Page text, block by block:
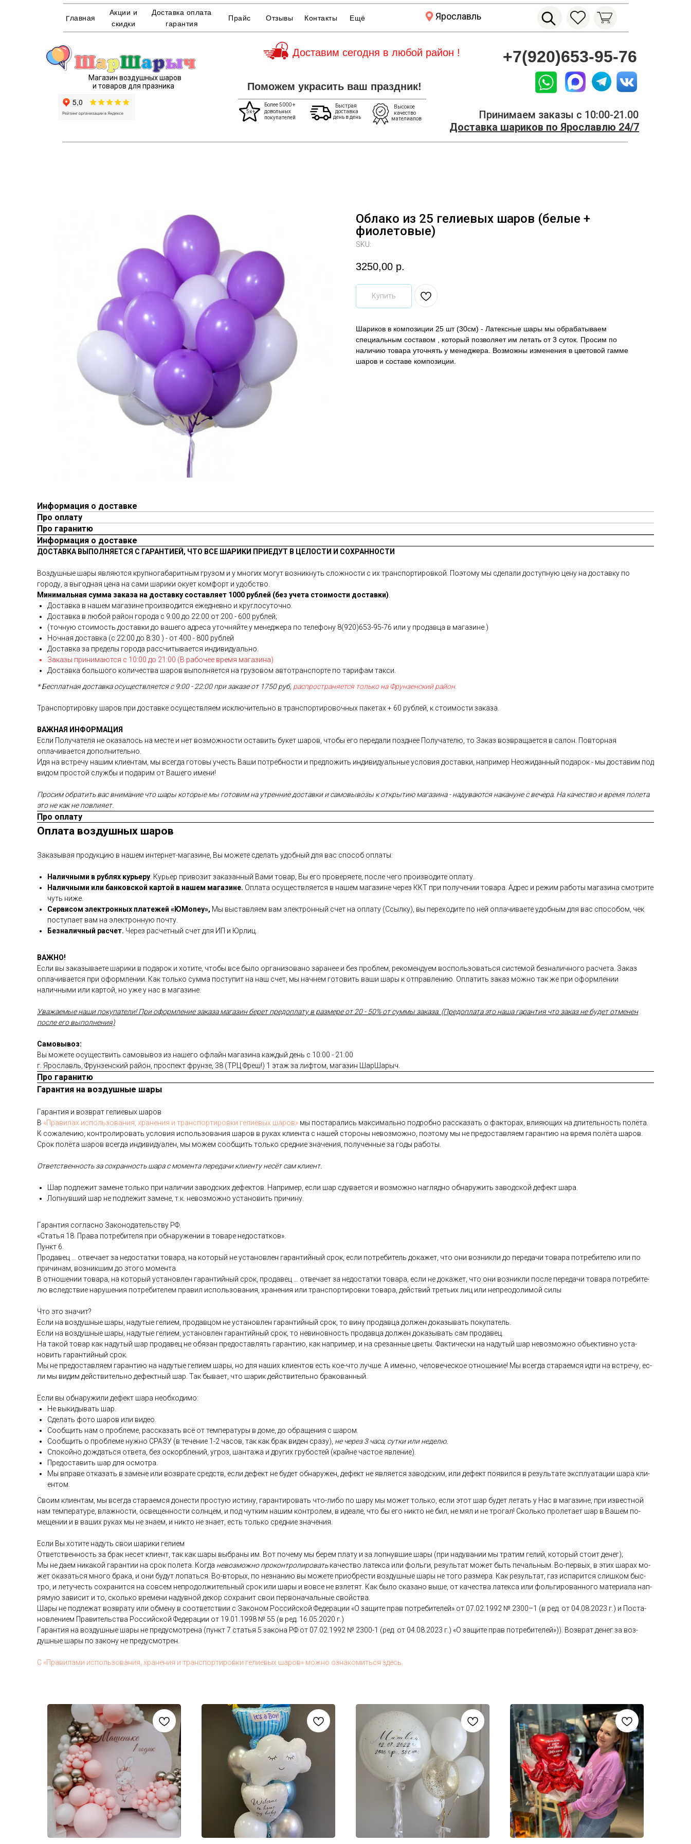
Главная Прайс
Доставка оплата
гарантия
Отзывы Контакты
Акции и
скидки
Ярославль
Ещё
+7(920)653-95-76
Принимаем заказы с 10:00-21.00
Доставка шариков по Ярославлю 24/7
Магазин воздушных шаров
и товаров для празника
довольных
5к+
покупателей
Быстрая
доставка
Более 5000 +
Высокое
качество
Поможем украсить ваш праздник!
мателиалов
день в день
Доставим сегодня в любой район !
Облако из 25 гелиевых шаров (белые +
фиолетовые)
SKU:
3250,00 р.
Купить
Шариков в композиции 25 шт (30см) - Латексные шары мы обрабатываем
специальным составом , который позволяет им летать от 3 суток. Просим по
наличию товара уточнять у менеджера. Возможны изменения в цветовой гамме
шаров и составе композиции.
Информация о доставке
Про оплату
Про гаранитю
Информация о доставке
ДОСТАВКА ВЫПОЛНЯЕТСЯ С ГАРАНТИЕЙ, ЧТО ВСЕ ШАРИКИ ПРИЕДУТ В ЦЕЛОСТИ И СОХРАННОСТИ
Воздушные шары являются крупногабаритным грузом и у многих могут возникнуть сложности с их транспортировкой. Поэтому мы сделали доступную цену на доставку по
городу, а выгодная цена на сами шарики окует комфорт и удобство.
Минимальная сумма заказа на доставку составляет 1000 рублей (без учета стоимости доставки)
Доставка в нашем магазине производится ежедневно и круглосуточно.
Доставка в любой район города c 9:00 до 22:00 от 200 - 600 рублей;
(точную стоимость доставки до вашего адреса уточняйте у менеджера по телефону 8(920)653-95-76 или у продавца в магазине.)
Ночная доставка (с 22:00 до 8:30 ) - от 400 - 800 рублей
Доставка за пределы города рассчитывается индивидуально.
Заказы принимаются с 10:00 до 21:00 (В рабочее время магазина)
Доставка большого количества шаров выполняется на грузовом автотранспорте по тарифам такси.
* Бесплатная доставка осуществляется с 9:00 - 22:00 при заказе от 1750 руб, распространяется только на Фрунзенский район.
Транспортировку шаров при доставке осуществляем исключительно в транспортировочных пакетах + 60 рублей, к стоимости заказа.
ВАЖНАЯ ИНФОРМАЦИЯ
Если Получателя не оказалось на месте и нет возможности оставить букет шаров, чтобы его передали позднее Получателю, то Заказ возвращается в салон. Повторная
оплачивается дополнительно.
Идя на встречу нашим клиентам, мы всегда готовы учесть Ваши потребности и предложить индивидуальные условия доставки, например Неожиданный подарок - мы доставим под
видом простой службы и подарим от Вашего имени!
Просим обратить вас внимание что шары которые мы готовим на утренние доставки и самовывозы к открытию магазина - надуваются накануне с вечера. На качество и время полета
это не как не повлияет.
Про оплату
Оплата воздушных шаров
Заказывая продукцию в нашем интернет-магазине, Вы можете сделать удобный для вас способ оплаты:
Наличными в рублях курьеру . Курьер привозит заказанный Вами товар, Вы его проверяете, после чего производите оплату.
Наличными или банковской картой в нашем магазине. Оплата осуществляется в нашем магазине через ККТ при получении товара. Адрес и режим работы магазина смотрите
чуть ниже.
Сервисом электронных платежей «ЮMoney», Мы выставляем вам электронный счет на оплату (Ссылку), вы переходите по ней оплачиваете удобным для вас способом, чек
поступает вам на электронную почту.
Безналичный расчет. Через расчетный счет для ИП и Юрлиц.
ВАЖНО!
Если вы заказываете шарики в подарок и хотите, чтобы все было организовано заранее и без проблем, рекомендуем воспользоваться системой безналичного расчета. Заказ
оплачивается при оформлении. Как только сумма поступит на наш счет, мы начнем готовить ваши шары к отправлению. Оплатить заказ можно так же при оформлении
наличными или картой, но уже у нас в магазине.
Уважаемые наши покупатели! При оформление заказа магазин берет предоплату в размере от 20 - 50% от суммы заказа. (Предоплата это наша гарантия что заказ не будет отменен
после его выполнения)
Самовывоз:
Вы можете осуществить самовывоз из нашего офлайн магазина каждый день с 10:00 - 21:00
г. Ярославль, Фрунзенский район, проспект фрунзе, 38 (ТРЦ Фреш!) 1 этаж за лифтом, магазин ШарШарыч.
Про гаранитю
Гарантия на воздушные шары
Га­ран­тия и воз­врат ге­ли­евых ша­ров
В «Пра­ви­лах ис­поль­зо­ва­ния, хра­не­ния и тран­спор­ти­ров­ки ге­ли­евых ша­ров» мы пос­та­рались мак­си­маль­но под­робно рас­ска­зать о фак­то­рах, вли­яющих на дли­тель­ность по­лёта.
К со­жале­нию, кон­тро­лиро­вать ус­ло­вия ис­поль­зо­вания ша­ров в ру­ках кли­ен­та с на­шей сто­роны не­воз­можно, по­это­му мы не пре­дос­тавля­ем га­ран­тию на вре­мя по­лёта ша­ров.
Срок по­лёта ша­ров всег­да ин­ди­виду­ален, мы мо­жем со­об­щить толь­ко сред­ние зна­чения, по­лучен­ные за го­ды ра­боты.
От­ветс­твен­ность за сох­ранность ша­ра с мо­мен­та пе­реда­чи кли­ен­ту не­сёт сам кли­ент.
Шар под­ле­жит за­мене толь­ко при на­личии за­вод­ских де­фек­тов. Нап­ри­мер, ес­ли шар сду­ва­ет­ся и воз­можно наг­лядно об­на­ружить за­вод­ской де­фект ша­ра.
Лоп­нувший шар не под­ле­жит за­мене, т.к. не­воз­можно ус­та­новить при­чину.
Га­ран­тия сог­ласно За­коно­датель­ству РФ.
«Статья 18. Пра­ва пот­ре­бите­ля при об­на­руже­нии в то­варе не­дос­татков».
Пункт 6.
Про­давец … от­ве­ча­ет за не­дос­татки то­вара, на ко­торый не ус­та­нов­лен га­ран­тий­ный срок, ес­ли пот­ре­битель до­кажет, что они воз­никли до пе­реда­чи то­вара пот­ре­бите­лю или по
при­чинам, воз­никшим до это­го мо­мен­та.
В от­но­шении то­вара, на ко­торый ус­та­нов­лен га­ран­тий­ный срок, про­давец … от­ве­ча­ет за не­дос­татки то­вара, ес­ли не до­кажет, что они воз­никли пос­ле пе­реда­чи то­вара пот­ре­бите­
лю вследс­твие на­руше­ния пот­ре­бите­лем пра­вил ис­поль­зо­вания, хра­нения или тран­спор­ти­ров­ки то­вара, дей­ствий треть­их лиц или неп­ре­одо­лимой си­лы
Что это зна­чит?
Ес­ли на воз­душные ша­ры, на­дутые ге­ли­ем, про­дав­цом не ус­та­нов­лен га­ран­тий­ный срок, то ви­ну про­дав­ца дол­жен до­казы­вать по­купа­тель.
Ес­ли на воз­душные ша­ры, на­дутые ге­ли­ем, ус­та­нов­лен га­ран­тий­ный срок, то не­винов­ность про­дав­ца дол­жен до­казы­вать сам про­давец.
На та­кой то­вар как на­дутый шар про­давец не обя­зан пре­дос­тавлять га­ран­тию, как нап­ри­мер, и на сре­зан­ные цве­ты. Фак­ти­чес­ки на на­дутый шар не­воз­можно объ­ек­тивно ус­та­
новить га­ран­тий­ный срок.
Мы не пре­дос­тавля­ем га­ран­тию на на­дутые ге­ли­ем ша­ры, но для на­ших кли­ен­тов есть кое-что луч­ше. А имен­но, че­лове­чес­кое от­но­шение! Мы всег­да ста­ра­ем­ся ид­ти на встре­чу, ес­
ли мы ви­дим дей­стви­тель­но де­фек­тный шар. Так бы­ва­ет, что ша­рик дей­стви­тель­но бра­кован­ный.
Ес­ли вы об­на­ружи­ли де­фект ша­ра не­об­хо­димо:
Не вы­киды­вать шар.
Сде­лать фо­то ша­ров или ви­део.
Со­об­щить нам о проб­ле­ме, рас­ска­зать всё от тем­пе­рату­ры в до­ме, до об­ра­щения с ша­ром.
Со­об­щить о проб­ле­ме нуж­но СРА­ЗУ (в те­чение 1-2 ча­сов, так как брак ви­ден сра­зу), не че­рез 3 ча­са, сут­ки или не­делю.
Спо­кой­но дож­дать­ся от­ве­та, без ос­кор­бле­ний, уг­роз, шан­та­жа и дру­гих гру­бос­тей (край­не час­тое яв­ле­ние).
Пре­дос­та­вить шар для ос­мотра.
Мы впра­ве от­ка­зать в за­мене или воз­вра­те средств, ес­ли де­фект не бу­дет об­на­ружен, де­фект не яв­ля­ет­ся за­вод­ским, или де­фект по­явил­ся в ре­зуль­та­те экс­плу­ата­ции ша­ра кли­
ен­том.
Сво­им кли­ен­там, мы всег­да ста­ра­ем­ся до­нес­ти прос­тую ис­ти­ну, га­ран­ти­ровать что-ли­бо по ша­ру мы мо­жет толь­ко, ес­ли этот шар бу­дет ле­тать у Нас в ма­гази­не, при из­вес­тной
нам тем­пе­рату­ре, влаж­ности, ос­ве­щен­ности сол­нцем, и под чут­ким на­шим кон­тро­лем, в иде­але, что бы его ник­то не бил, не мял и не тро­гал! Сколь­ко про­лета­ет шар в Ва­шем по­
меще­нии и в ва­ших ру­ках мы не зна­ем, и ник­то не зна­ет, есть толь­ко сред­ние зна­чения.
Ес­ли Вы хо­тите на­дуть свои ша­рики ге­ли­ем
От­ветс­твен­ность за брак не­сет кли­ент, так как ша­ры выб­ра­ны им. Вот по­чему мы бе­рем пла­ту и за лоп­нувшие ша­ры (при на­дува­нии мы тра­тим ге­лий, ко­торый сто­ит де­нег);
Мы не да­ем ни­какой га­ран­тии на срок по­лета. Ког­да не­воз­можно про­кон­тро­лиро­ватька­чес­тво ла­тек­са или фоль­ги, ре­зуль­тат мо­жет быть пе­чаль­ным. Во-пер­вых, в этих ша­рах мо­
жет ока­зать­ся мно­го бра­ка, и они бу­дут ло­пать­ся. Во-вто­рых, по нез­на­нию вы мо­жете при­об­рести воз­душные ша­ры не то­го раз­ме­ра. Как ре­зуль­тат, газ ис­па­рит­ся слиш­ком быс­
тро, и ле­тучесть сох­ра­нит­ся на сов­сем неп­ро­дол­жи­тель­ный срок или ша­ры и вов­се не взле­тят. Как бы­ло ска­зано вы­ше, от ка­чес­тва ла­тек­са или фоль­ги­рован­но­го ма­тери­ала нап­
ря­мую за­висит и то, сколь­ко вре­мени на­дув­ной де­кор сох­ра­нит свои пер­во­началь­ные свой­ства.
Ша­ры не под­ле­жат воз­вра­ту или об­ме­ну в со­от­ветс­твии с За­коном Рос­сий­ской Фе­дера­ции «О за­щите прав пот­ре­бите­лей» от 07.02.1992 № 2300–1 (в ред. от 04.08.2023 г.) и Пос­та­
нов­ле­ни­ем Пра­витель­ства Рос­сий­ской Фе­дера­ции от 19.01.1998 № 55 (в ред. 16.05.2020 г.)
Га­ран­тия на воз­душные ша­ры не пре­дус­мотре­на (пункт 7 статья 5 за­кона РФ от 07.02.1992 № 2300-1 (ред. от 04.08.2023 г.) «О за­щите прав пот­ре­бите­лей»)). Воз­врат де­нег за воз­
душные ша­ры по за­кону не пре­дус­мотрен.
С «Пра­вила­ми ис­поль­зо­вания, хра­нения и тран­спор­ти­ров­ки ге­ли­евых ша­ров» мож­но оз­на­комить­ся здесь.